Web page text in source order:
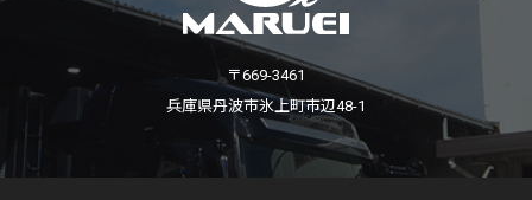
〒669-3461
兵庫県丹波市氷上町市辺48-1